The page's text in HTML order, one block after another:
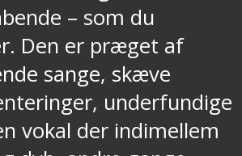
– som du
Den er præget af
sange, skæve
underfundige
vokal der indimellem